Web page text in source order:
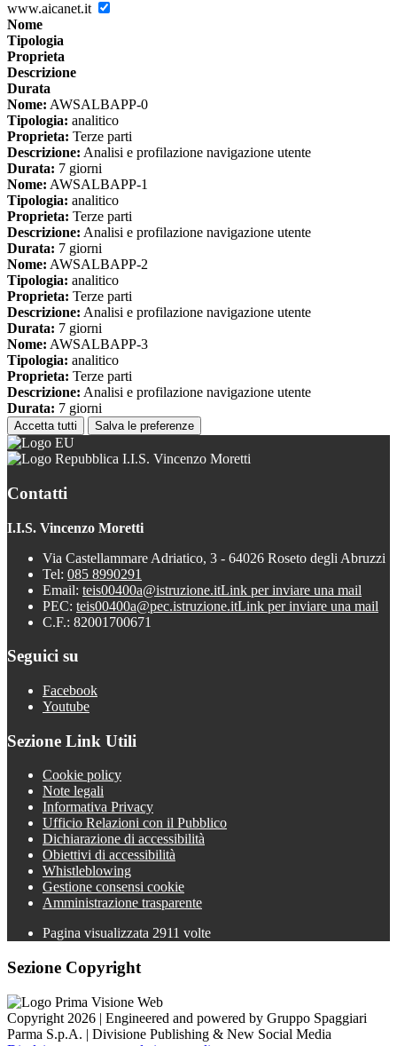
www.aicanet.it
Nome
Tipologia
Proprieta
Descrizione
Durata
Nome: AWSALBAPP-0
Tipologia: analitico
Proprieta: Terze parti
Descrizione: Analisi e profilazione navigazione utente
Durata: 7 giorni
Nome: AWSALBAPP-1
Tipologia: analitico
Proprieta: Terze parti
Descrizione: Analisi e profilazione navigazione utente
Durata: 7 giorni
Nome: AWSALBAPP-2
Tipologia: analitico
Proprieta: Terze parti
Descrizione: Analisi e profilazione navigazione utente
Durata: 7 giorni
Nome: AWSALBAPP-3
Tipologia: analitico
Proprieta: Terze parti
Descrizione: Analisi e profilazione navigazione utente
Durata: 7 giorni
Accetta tutti Salva le preferenze
I.I.S. Vincenzo Moretti
Contatti
I.I.S. Vincenzo Moretti
Via Castellammare Adriatico, 3 - 64026 Roseto degli Abruzzi
Tel: 085 8990291
Email: teis00400a@istruzione.itLink per inviare una mail
PEC: teis00400a@pec.istruzione.itLink per inviare una mail
C.F.: 82001700671
Seguici su
Facebook
Youtube
Sezione Link Utili
Cookie policy
Note legali
Informativa Privacy
Ufficio Relazioni con il Pubblico
Dichiarazione di accessibilità
Obiettivi di accessibilità
Whistleblowing
Gestione consensi cookie
Amministrazione trasparente
Pagina visualizzata 2911 volte
Sezione Copyright
Copyright 2026 | Engineered and powered by Gruppo Spaggiari
Parma S.p.A. | Divisione Publishing & New Social Media